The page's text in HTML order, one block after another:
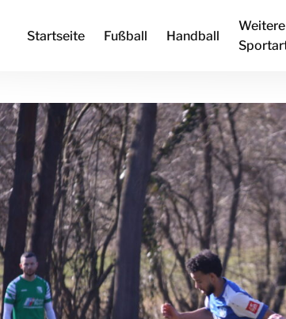
Startseite Fußball Handball
Weitere